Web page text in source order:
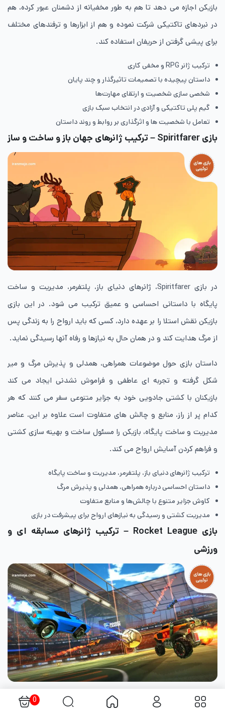
بازیکن اجازه می دهد تا هم به‌ طور مخفیانه از دشمنان عبور کرده، هم
در نبردهای تاکتیکی شرکت نموده و هم از ابزارها و ترفندهای مختلف
برای پیشی گرفتن از حریفان استفاده کند.
ترکیب ژانر RPG و مخفی کاری
داستان پیچیده با تصمیمات تاثیرگذار و چند پایان
شخصی سازی شخصیت و ارتقای مهارت‌ها
گیم پلی تاکتیکی و آزادی در انتخاب سبک بازی
تعامل با شخصیت ها و اثرگذاری بر روابط و روند داستان
بازی Spiritfarer – ترکیب ژانرهای جهان باز و ساخت و ساز
در بازی Spiritfarer، ژانرهای دنیای باز، پلتفرمر، مدیریت و ساخت
پایگاه با داستانی احساسی و عمیق ترکیب می شود. در این بازی
بازیکن نقش استلا را بر عهده دارد، کسی که باید ارواح را به زندگی پس
از مرگ هدایت کند و در همان حال به نیازها و رفاه آنها رسیدگی نماید.
داستان بازی حول موضوعات همراهی، همدلی و پذیرش مرگ و میر
شکل گرفته و تجربه ای عاطفی و فراموش نشدنی ایجاد می کند
بازیکنان با کشتی جادویی خود به جزایر متنوعی سفر می کنند که هر
کدام پر از راز، منابع و چالش های متفاوت است علاوه بر این، عناصر
مدیریت و ساخت پایگاه، بازیکن را مسئول ساخت و بهینه سازی کشتی
و فراهم کردن آسایش ارواح می کند.
ترکیب ژانرهای دنیای باز، پلتفرمر، مدیریت و ساخت پایگاه
داستان احساسی درباره همراهی، همدلی و پذیرش مرگ
کاوش جزایر متنوع با چالش‌ها و منابع متفاوت
مدیریت کشتی و رسیدگی به نیازهای ارواح برای پیشرفت در بازی
بازی Rocket League
– ترکیب ژانرهای مسابقه ای و
ورزشی
بازی Rocket League، ژانر مسابقه ای و ورزش را به شکلی نوآورانه
0